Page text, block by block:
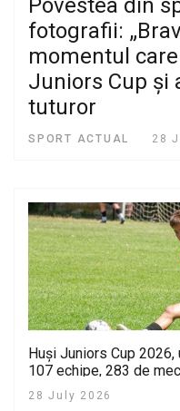
Povestea din
fotografii:
momentul
Juniors Cup și
tuturor
SPORT ACTUAL 28
Huși Juniors Cup
107 echipe, 283 de
într-un turneu de
28 July 2026